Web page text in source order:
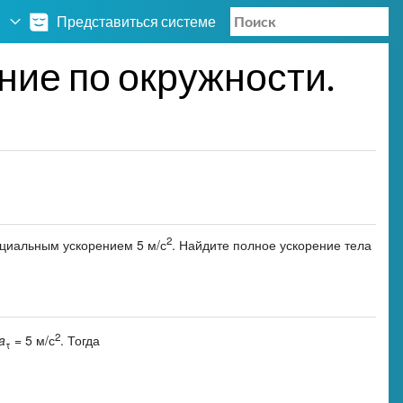
Представиться системе
по окружности.
ускорением 5 м/с2. Найдите полное ускорение тела
τ = 5 м/с2. Тогда